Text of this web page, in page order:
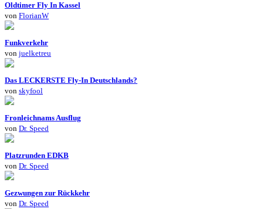
Oldtimer Fly In Kassel
von FlorianW
Funkverkehr
von juelketreu
Das LECKERSTE Fly-In Deutschlands?
von skyfool
Fronleichnams Ausflug
von Dr. Speed
Platzrunden EDKB
von Dr. Speed
Gezwungen zur Rückkehr
von Dr. Speed